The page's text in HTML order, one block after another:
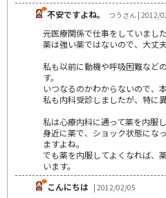
不安ですよね。
つうさん | 2012/
元医療関係で仕事をしていました
薬は強い薬ではないので、大丈
私も以前に動機や呼吸困難など
す。
いつなるのかわからないので、
私も内科受診しましたが、特に
私は心療内科に通って薬を内服
身近に薬で、ショック状態にな
ますよね。
でも薬を内服してよくなれば、
います。
こんにちは | 2012/02/05